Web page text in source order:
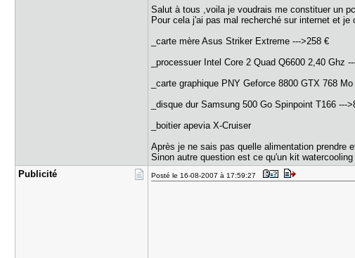
Salut à tous ,voila je voudrais me constituer un
Pour cela j'ai pas mal recherché sur internet et
_carte mère Asus Striker Extreme --->258 €
_processuer Intel Core 2 Quad Q6600 2,40 Ghz
_carte graphique PNY Geforce 8800 GTX 768
_disque dur Samsung 500 Go Spinpoint T166 ---
_boitier apevia X-Cruiser
Après je ne sais pas quelle alimentation prendre
Sinon autre question est ce qu'un kit
Publicité
Posté le 16-08-2007 à 17:59:27